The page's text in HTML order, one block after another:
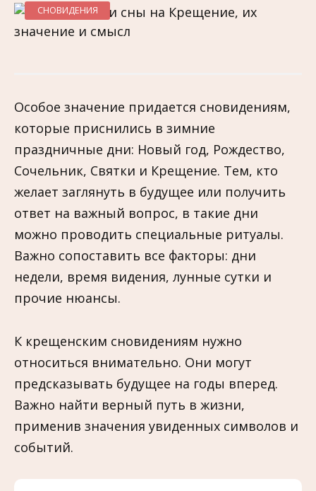
СНОВИДЕНИЯ
Особое значение придается сновидениям,
которые приснились в зимние
праздничные дни: Новый год, Рождество,
Сочельник, Святки и Крещение. Тем, кто
желает заглянуть в будущее или получить
ответ на важный вопрос, в такие дни
можно проводить специальные ритуалы.
Важно сопоставить все факторы: дни
недели, время видения, лунные сутки и
прочие нюансы.
К крещенским сновидениям нужно
относиться внимательно. Они могут
предсказывать будущее на годы вперед.
Важно найти верный путь в жизни,
применив значения увиденных символов и
событий.